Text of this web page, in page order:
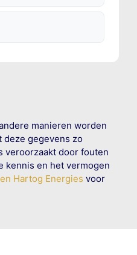
manieren worden
deze gegevens zo
veroorzaakt door fouten
kennis en het vermogen
Hartog Energies voor